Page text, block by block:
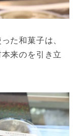
た和菓子は、
来のを引き立